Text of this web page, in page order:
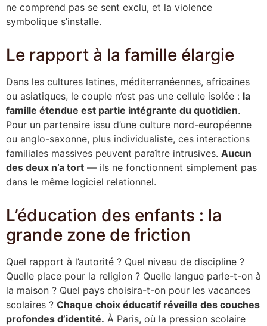
ne comprend pas se sent exclu, et la violence
symbolique s’installe.
Le rapport à la famille élargie
Dans les cultures latines, méditerranéennes, africaines
ou asiatiques, le couple n’est pas une cellule isolée : la
famille étendue est partie intégrante du quotidien.
Pour un partenaire issu d’une culture nord-européenne
ou anglo-saxonne, plus individualiste, ces interactions
familiales massives peuvent paraître intrusives. Aucun
des deux n’a tort — ils ne fonctionnent simplement pas
dans le même logiciel relationnel.
L’éducation des enfants : la
grande zone de friction
Quel rapport à l’autorité ? Quel niveau de discipline ?
Quelle place pour la religion ? Quelle langue parle-t-on à
la maison ? Quel pays choisira-t-on pour les vacances
scolaires ? Chaque choix éducatif réveille des couches
profondes d’identité. À Paris, où la pression scolaire